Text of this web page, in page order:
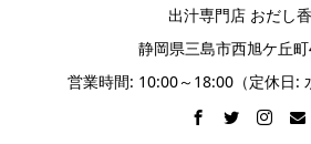
出汁専門店 おだし
静岡県三島市西旭ケ丘
営業時間: 10:00～18:00（定休日: